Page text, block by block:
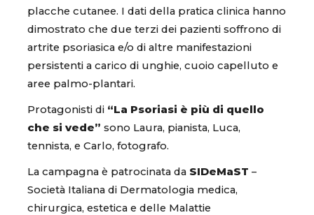
placche cutanee. I dati della pratica clinica hanno
dimostrato che due terzi dei pazienti soffrono di
artrite psoriasica e/o di altre manifestazioni
persistenti a carico di unghie, cuoio capelluto e
aree palmo-plantari.
Protagonisti di “La Psoriasi è più di quello
che si vede” sono Laura, pianista, Luca,
tennista, e Carlo, fotografo.
La campagna è patrocinata da SIDeMaST –
Società Italiana di Dermatologia medica,
chirurgica, estetica e delle Malattie